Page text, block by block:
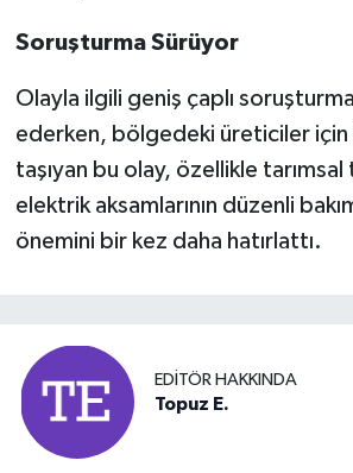
Soruşturma Sürüyor
Olayla ilgili geniş çaplı
ederken, bölgedeki üreticiler için
taşıyan bu olay, özellikle
elektrik aksamlarının düzenli
önemini bir kez daha hatırlattı.
EDITÖR HAKKINDA
Topuz E.